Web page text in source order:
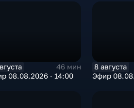
46 мин
08.08.2026 · 14:00
8 августа
Эфир